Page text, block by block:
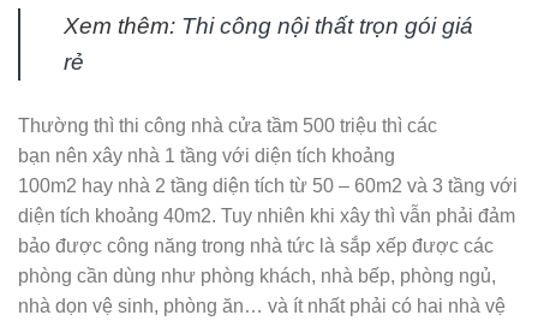
Xem thêm: Thi công nội thất trọn gói giá
rẻ
Thường thì thi công nhà cửa tầm 500 triệu thì các
bạn nên xây nhà 1 tầng với diện tích khoảng
100m2 hay nhà 2 tầng diện tích từ 50 – 60m2 và 3 tầng với
diện tích khoảng 40m2. Tuy nhiên khi xây thì vẫn phải đảm
bảo được công năng trong nhà tức là sắp xếp được các
phòng cần dùng như phòng khách, nhà bếp, phòng ngủ,
nhà dọn vệ sinh, phòng ăn… và ít nhất phải có hai nhà vệ